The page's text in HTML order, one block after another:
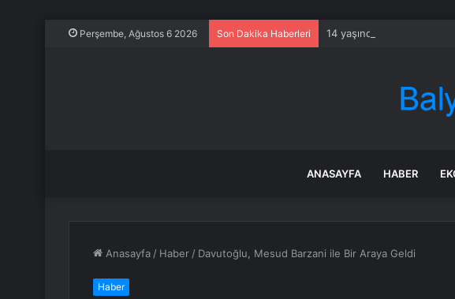
Perşembe, Ağustos 6 2026 Son Dakika Haberleri 14 yaşındaki çocuk savaş
ANASAYFA HABER
Anasayfa / Haber / Davutoğlu, Mesud Barzani ile Bir Araya Geldi
Haber